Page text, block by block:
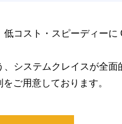
コスト・スピーディーに
システムクレイスが全面
ご用意しております。